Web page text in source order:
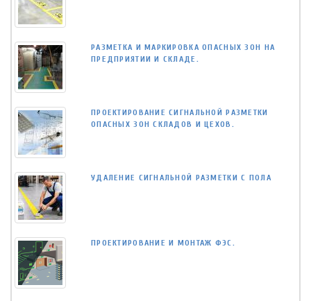
РАЗМЕТКА И МАРКИРОВКА ОПАСНЫХ ЗОН НА
ПРЕДПРИЯТИИ И СКЛАДЕ.
ПРОЕКТИРОВАНИЕ СИГНАЛЬНОЙ РАЗМЕТКИ
ОПАСНЫХ ЗОН СКЛАДОВ И ЦЕХОВ.
УДАЛЕНИЕ СИГНАЛЬНОЙ РАЗМЕТКИ С ПОЛА
ПРОЕКТИРОВАНИЕ И МОНТАЖ ФЭС.